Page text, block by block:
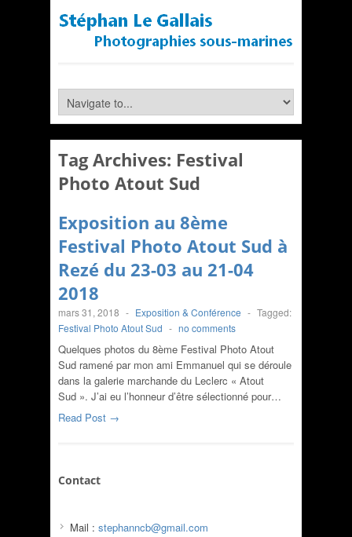
Tag Archives: Festival
Photo Atout Sud
Exposition au 8ème
Festival Photo Atout Sud à
Rezé du 23-03 au 21-04
2018
mars 31, 2018 - Exposition & Conférence - Tagged:
Festival Photo Atout Sud - no comments
Quelques photos du 8ème Festival Photo Atout
Sud ramené par mon ami Emmanuel qui se déroule
dans la galerie marchande du Leclerc « Atout
Sud ». J’ai eu l’honneur d’être sélectionné pour…
Read Post →
Contact
Mail : stephanncb@gmail.com